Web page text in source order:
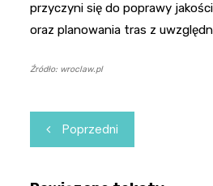
przyczyni się do poprawy
oraz planowania tras z
Źródło: wroclaw.pl
Nawigacja
wpisu
Poprzedni